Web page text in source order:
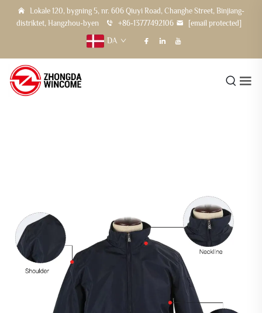
Lokale 120, bygning 5, nr. 606 Qiuyi Road, Changhe Street, Binjiang-
distriktet, Hangzhou-byen
+86-13777492106
[email protected]
DA